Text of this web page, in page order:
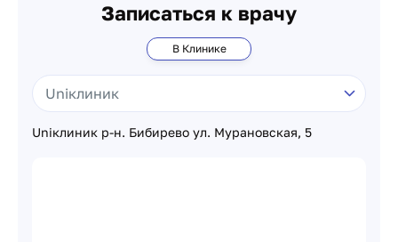
Записаться к врачу
В Клинике
Uniклиник р-н. Бибирево ул. Мурановская, 5